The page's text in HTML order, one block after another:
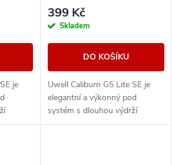
je
a
399 Kč
Skladem
DO KOŠÍKU
Uwell Caliburn G5 Lite SE je
elegantní a výkonný pod
systém s dlouhou výdrží
baterie, duální regulací airflow a